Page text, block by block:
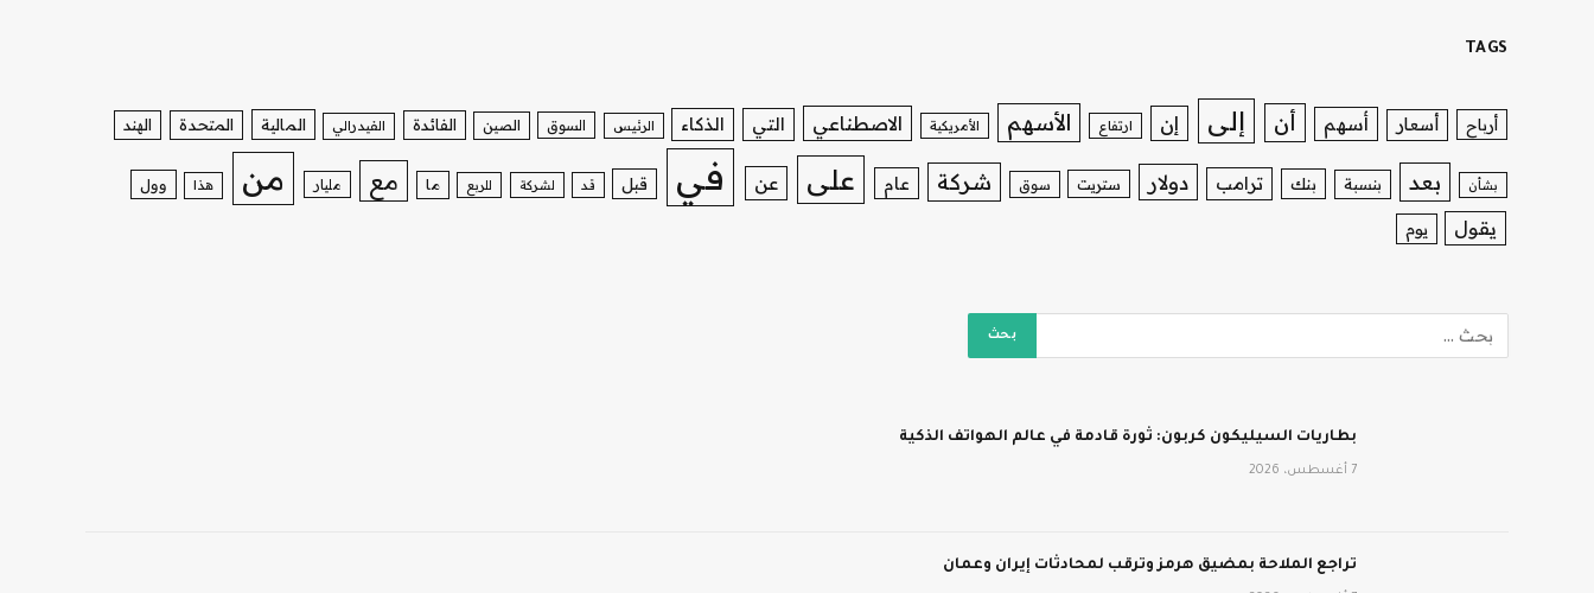
TAGS
أرباح أسعار أسهم أن إلى إن ارتفاع الأسهم الأمريكية الاصطناعي التي الذكاء الرئيس السوق الصين الفائدة الفيدرالي المالية المتحدة الهند
بشأن بعد بنسبة بنك ترامب دولار ستريت سوق شركة عام على عن في قبل قد لشركة للربع ما مع مليار من هذا وول
يقول يوم
بطاريات السيليكون كربون: ثورة قادمة في عالم الهواتف الذكية
7 أغسطس، 2026
تراجع الملاحة بمضيق هرمز وترقب لمحادثات إيران وعمان